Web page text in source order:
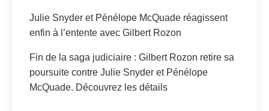
Julie Snyder et Pénélope McQuade réagissent
enfin à l’entente avec Gilbert Rozon
Fin de la saga judiciaire : Gilbert Rozon retire sa
poursuite contre Julie Snyder et Pénélope
McQuade. Découvrez les détails